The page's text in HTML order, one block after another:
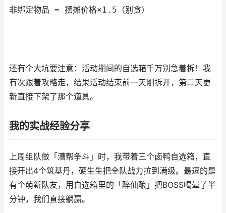
非绑定物品 = 摆摊价格×1.5（别贪）
还有个大坑要注意：活动期间的自选箱千万别急着拆！我
有次跟着攻略走，结果活动结束前一天刚拆开，第二天更
新直接下架了那个道具。
我的实战经验分享
上周组队做「漕帮争斗」时，我带着三个卤鸭自选箱，直
接开出4个筑基丹，硬生生把全队战力拉到满级。最逗的是
有个萌新队友，用自选箱里的「醉仙酿」把BOSS喝晕了半
分钟，我们直接躺赢。